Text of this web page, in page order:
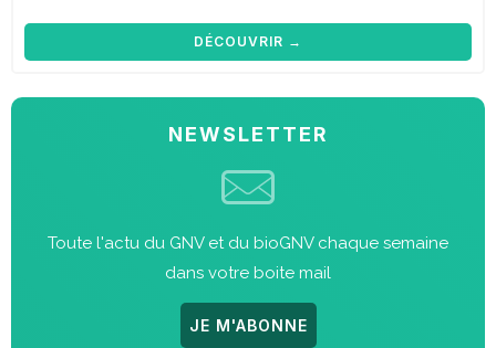
DÉCOUVRIR →
NEWSLETTER
Toute l'actu du GNV et du bioGNV chaque semaine
dans votre boite mail
JE M'ABONNE